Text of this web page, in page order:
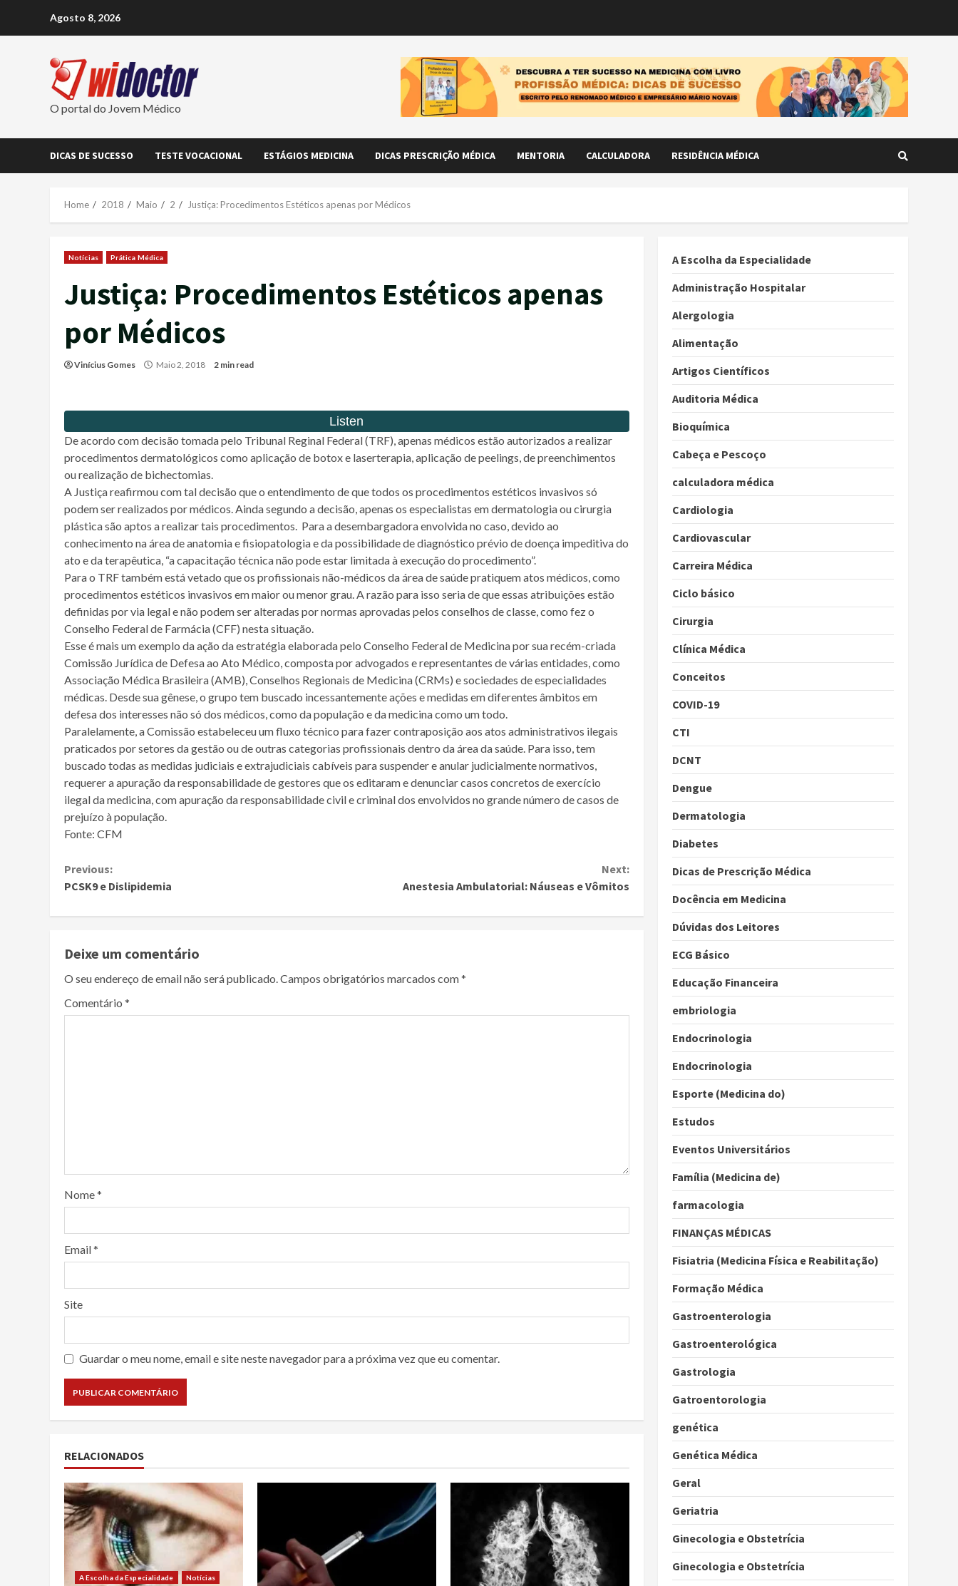
Agosto 8, 2026
O portal do Jovem Médico
DICAS DE SUCESSO TESTE VOCACIONAL ESTÁGIOS MEDICINA DICAS PRESCRIÇÃO MÉDICA MENTORIA CALCULADORA RESIDÊNCIA MÉDICA
Home 2018 Maio 2 Justiça: Procedimentos Estéticos apenas por Médicos
Notícias Prática Médica
Justiça: Procedimentos Estéticos apenas
por Médicos
Vinícius Gomes Maio 2, 2018 2 min read
De acordo com decisão tomada pelo Tribunal Reginal Federal (TRF), apenas médicos estão autorizados a realizar
procedimentos dermatológicos como aplicação de botox e laserterapia, aplicação de peelings, de preenchimentos
ou realização de bichectomias.
A Justiça reafirmou com tal decisão que o entendimento de que todos os procedimentos estéticos invasivos só
podem ser realizados por médicos. Ainda segundo a decisão, apenas os especialistas em dermatologia ou cirurgia
plástica são aptos a realizar tais procedimentos. Para a desembargadora envolvida no caso, devido ao
conhecimento na área de anatomia e fisiopatologia e da possibilidade de diagnóstico prévio de doença impeditiva do
ato e da terapêutica, “a capacitação técnica não pode estar limitada à execução do procedimento”.
Para o TRF também está vetado que os profissionais não-médicos da área de saúde pratiquem atos médicos, como
procedimentos estéticos invasivos em maior ou menor grau. A razão para isso seria de que essas atribuições estão
definidas por via legal e não podem ser alteradas por normas aprovadas pelos conselhos de classe, como fez o
Conselho Federal de Farmácia (CFF) nesta situação.
Esse é mais um exemplo da ação da estratégia elaborada pelo Conselho Federal de Medicina por sua recém-criada
Comissão Jurídica de Defesa ao Ato Médico, composta por advogados e representantes de várias entidades, como
Associação Médica Brasileira (AMB), Conselhos Regionais de Medicina (CRMs) e sociedades de especialidades
médicas. Desde sua gênese, o grupo tem buscado incessantemente ações e medidas em diferentes âmbitos em
defesa dos interesses não só dos médicos, como da população e da medicina como um todo.
Paralelamente, a Comissão estabeleceu um fluxo técnico para fazer contraposição aos atos administrativos ilegais
praticados por setores da gestão ou de outras categorias profissionais dentro da área da saúde. Para isso, tem
buscado todas as medidas judiciais e extrajudiciais cabíveis para suspender e anular judicialmente normativos,
requerer a apuração da responsabilidade de gestores que os editaram e denunciar casos concretos de exercício
ilegal da medicina, com apuração da responsabilidade civil e criminal dos envolvidos no grande número de casos de
prejuízo à população.
Fonte: CFM
Continue
Reading
Previous:
PCSK9 e Dislipidemia
Next:
Anestesia Ambulatorial: Náuseas e Vômitos
Deixe um comentário
O seu endereço de email não será publicado.Campos obrigatórios marcados com*
Comentário *
Nome*
Email*
Site
Guardar o meu nome, email e site neste navegador para a próxima vez que eu comentar.
RELACIONADOS
A Escolha da Especialidade
Notícias
A Escolha da Especialidade
Administração Hospitalar
Alergologia
Alimentação
Artigos Científicos
Auditoria Médica
Bioquímica
Cabeça e Pescoço
calculadora médica
Cardiologia
Cardiovascular
Carreira Médica
Ciclo básico
Cirurgia
Clínica Médica
Conceitos
COVID-19
CTI
DCNT
Dengue
Dermatologia
Diabetes
Dicas de Prescrição Médica
Docência em Medicina
Dúvidas dos Leitores
ECG Básico
Educação Financeira
embriologia
Endocrinologia
Endocrinologia
Esporte (Medicina do)
Estudos
Eventos Universitários
Família (Medicina de)
farmacologia
FINANÇAS MÉDICAS
Fisiatria (Medicina Física e Reabilitação)
Formação Médica
Gastroenterologia
Gastroenterológica
Gastrologia
Gatroentorologia
genética
Genética Médica
Geral
Geriatria
Ginecologia e Obstetrícia
Ginecologia e Obstetrícia